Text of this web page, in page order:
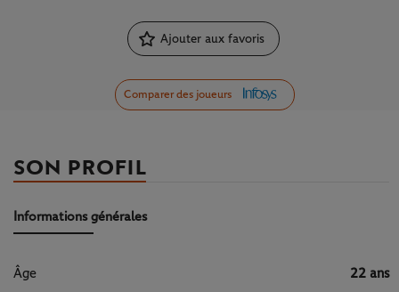
Ajouter aux favoris
Comparer des joueurs
SON PROFIL
Informations générales
Âge
22 ans